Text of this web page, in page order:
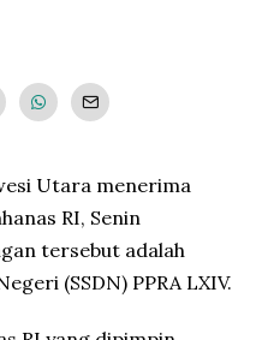
Utara menerima
RI, Senin
tersebut adalah
(SSDN) PPRA LXIV.